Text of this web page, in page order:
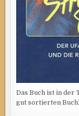
Das Buch ist in der
gut sortierten